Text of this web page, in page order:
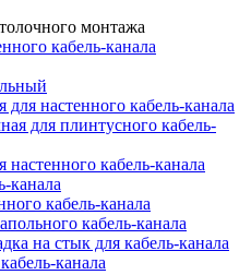
монтажа
кабель-канала
настенного кабель-канала
для плинтусного кабель-
настенного кабель-канала
канала
кабель-канала
кабель-канала
на стык для кабель-канала
канала